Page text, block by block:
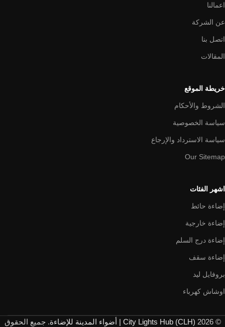
اعمالنا
عن الشركة
اتصل بنا
المقالات
خريطة الموقع
الشروط والأحكام
سياسة الخصوصية
سياسة الاسترداد والإرجاع
Our Sitemap
اشهر الفئات
إضاءة حائط
إضاءة خارجية
إضاءة درج السلم
إضاءة سقف
بروفايل ليد
اوشاش كهرباء
© 2026 City Lights Hub (CLH) | أضواء المدينة للإضاءة . جميع الحقوق